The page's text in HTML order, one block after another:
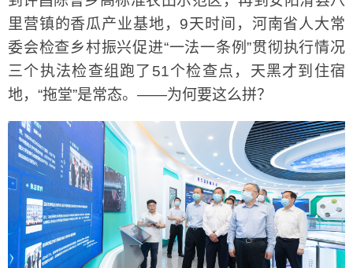
里营镇的香瓜产业基地，9天时间，河南省人大常
委会检查乡村振兴促进“一法一条例”贯彻执行情况
三个执法检查组跑了51个检查点，天黑才到住宿
地，“拖堂”是常态。——为何要这么拼？